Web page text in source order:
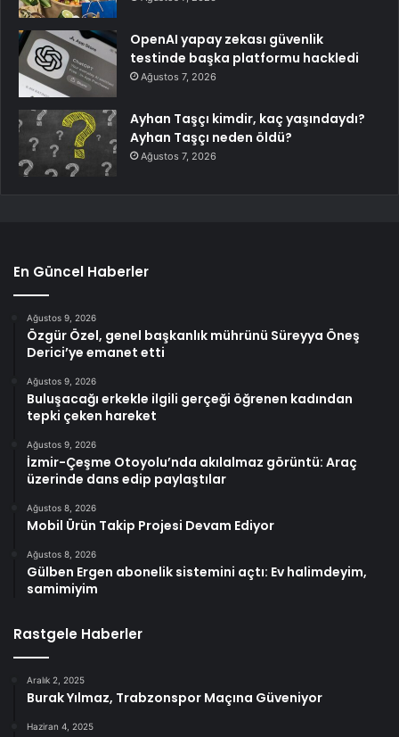
OpenAI yapay zekası güvenlik
testinde başka platformu hackledi
Ağustos 7, 2026
Ayhan Taşçı kimdir, kaç yaşındaydı?
Ayhan Taşçı neden öldü?
Ağustos 7, 2026
En Güncel Haberler
Ağustos 9, 2026
Özgür Özel, genel başkanlık mührünü Süreyya Öneş
Derici’ye emanet etti
Ağustos 9, 2026
Buluşacağı erkekle ilgili gerçeği öğrenen kadından
tepki çeken hareket
Ağustos 9, 2026
İzmir-Çeşme Otoyolu’nda akılalmaz görüntü: Araç
üzerinde dans edip paylaştılar
Ağustos 8, 2026
Mobil Ürün Takip Projesi Devam Ediyor
Ağustos 8, 2026
Gülben Ergen abonelik sistemini açtı: Ev halimdeyim,
samimiyim
Rastgele Haberler
Aralık 2, 2025
Burak Yılmaz, Trabzonspor Maçına Güveniyor
Haziran 4, 2025